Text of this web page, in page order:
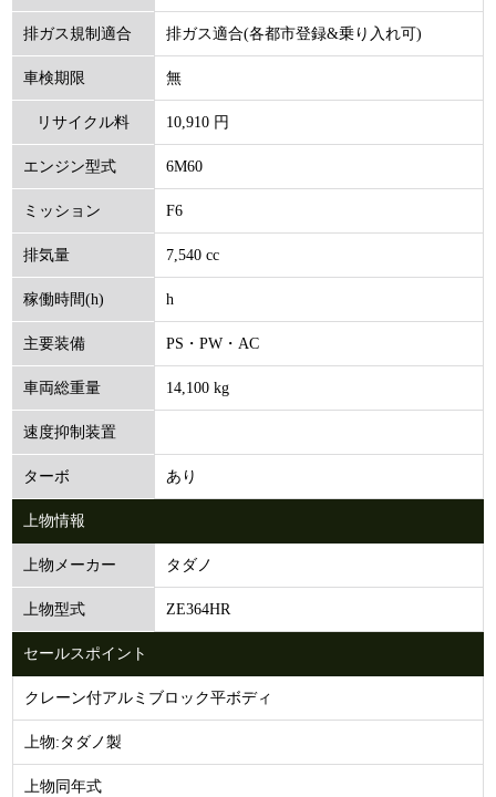
排ガス規制適合 排ガス適合(各都市登録&乗り入れ可)
車検期限 無
リサイクル料
(円)
10,910 円
エンジン型式 6M60
ミッション F6
排気量 7,540 cc
稼働時間(h) h
主要装備 PS・PW・AC
車両総重量 14,100 kg
速度抑制装置
ターボ あり
上物情報
上物メーカー タダノ
上物型式 ZE364HR
セールスポイント
クレーン付アルミブロック平ボディ
上物:タダノ製
上物同年式